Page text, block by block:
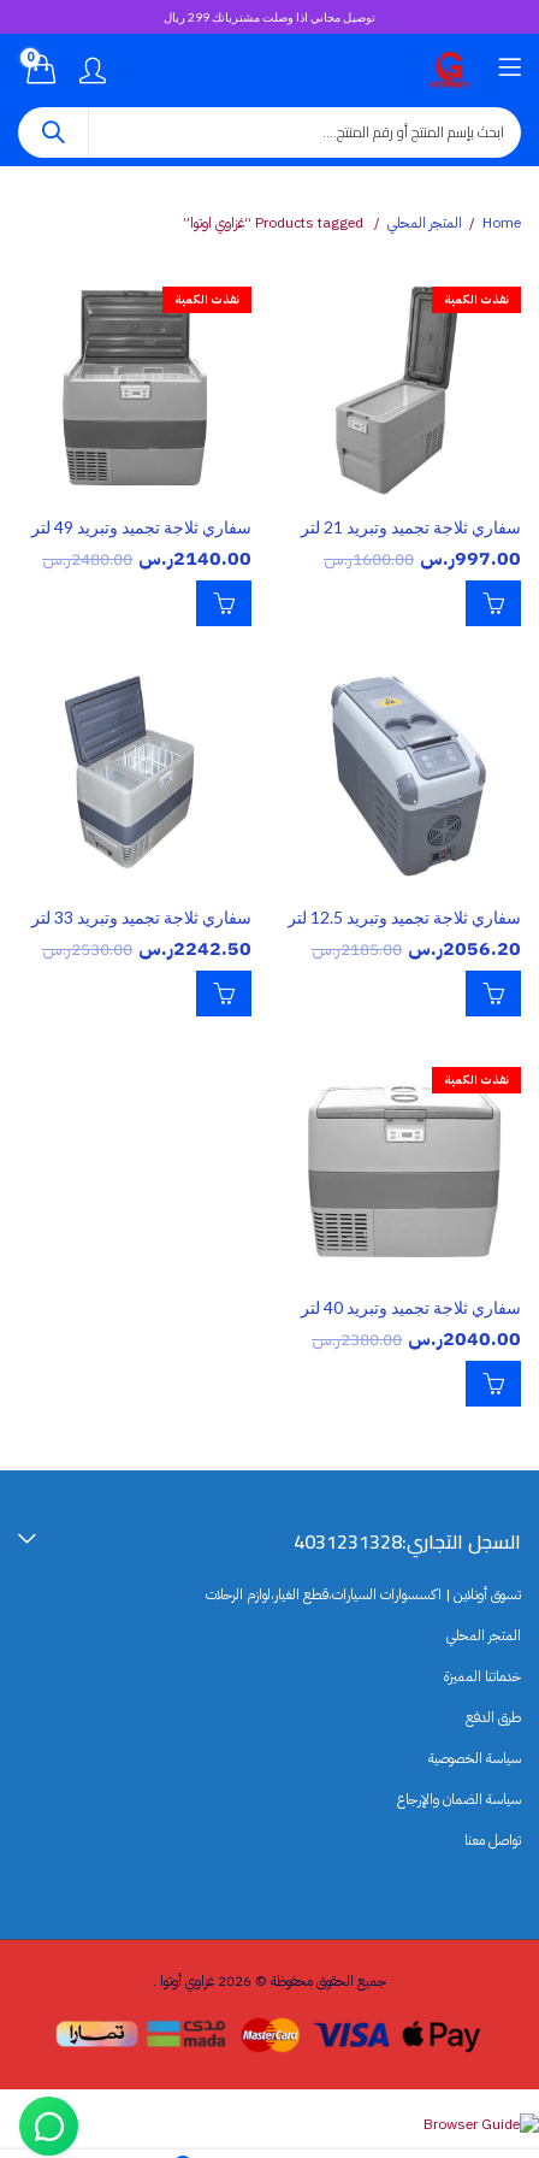
توصيل مجاني اذا وصلت مشترياتك 299 ريال
0
Home المتجر المحلي
نفذت الكمية
سفاري ثلاجة تجميد وتبريد 21 لتر
997.00ر.س 1600.00ر.س
نفذت الكمية
سفاري ثلاجة تجميد وتبريد 49 لتر
2140.00ر.س 2480.00ر.س
سفاري ثلاجة تجميد وتبريد 12.5 لتر
2056.20ر.س 2185.00ر.س
سفاري ثلاجة تجميد وتبريد 33 لتر
2242.50ر.س 2530.00ر.س
نفذت الكمية
سفاري ثلاجة تجميد وتبريد 40 لتر
2040.00ر.س 2380.00ر.س
السجل التجاري:4031231328
تسوق أونلاين | اكسسوارات السيارات،قطع الغيار،لوازم الرحلات
المتجر المحلي
خدماتنا المميزة
طرق الدفع
سياسة الخصوصية
سياسة الضمان والإرجاع
تواصل معنا
جميع الحقوق محفوظة © 2026 غزاوي أوتوا .